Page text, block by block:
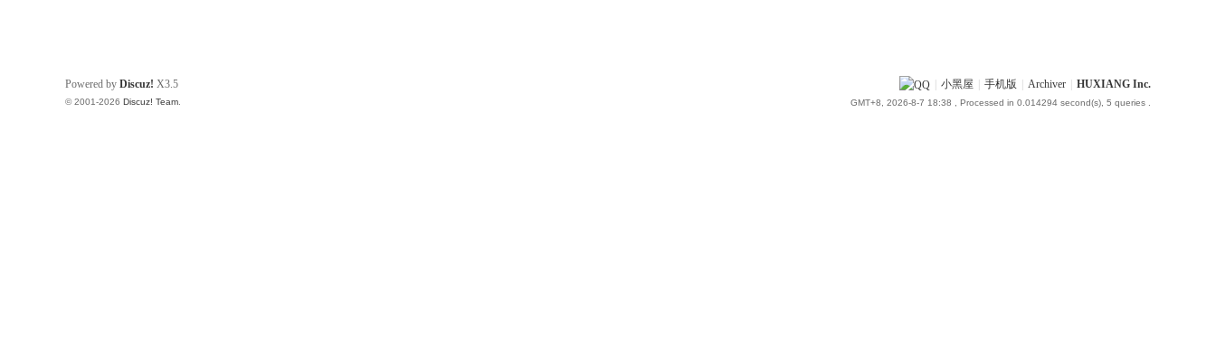
小黑屋 手机版 Archiver HUXIANG Inc.
GMT+8, 2026-8-7 18:38 , Processed in 0.014294 second(s), 5 queries .
Powered by Discuz! X3.5
© 2001-2026 Discuz! Team